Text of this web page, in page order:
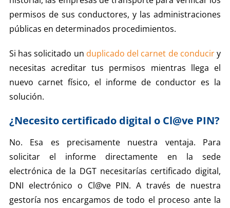
permisos de sus conductores, y las administraciones
públicas en determinados procedimientos.
Si has solicitado un duplicado del carnet de conduciry
necesitas acreditar tus permisos mientras llega el
nuevo carnet físico, el informe de conductor es la
solución.
¿Necesito certificado digital o Cl@ve PIN?
No. Esa es precisamente nuestra ventaja. Para
solicitar el informe directamente en la sede
electrónica de la DGT necesitarías certificado digital,
DNI electrónico o Cl@ve PIN. A través de nuestra
gestoría nos encargamos de todo el proceso ante la